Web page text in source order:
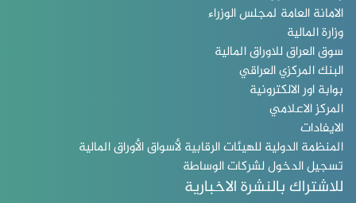
الامانة العامة لمجلس الوزراء
وزارة المالية
سوق العراق للاوراق المالية
البنك المركزي العراقي
بوابة اور الالكترونية
المركز الاعلامي
الايفادات
المنظمة الدولية للهيئات الرقابية لأسواق الأوراق المالية
تسجيل الدخول لشركات الوساطة
للاشتراك بالنشرة الاخبارية